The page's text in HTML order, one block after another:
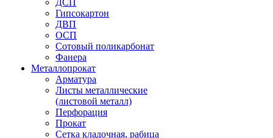
ДСП
Гипсокартон
ДВП
ОСП
Сотовый поликарбонат
Фанера
Металлопрокат
Арматура
Листы металлические
(листовой металл)
Перфорация
Прокат
Сетка кладочная, рабица